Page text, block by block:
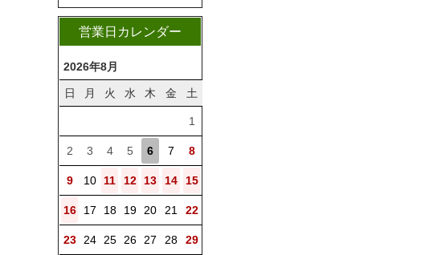
営業日カレンダー
2026年8月
日 月 火 水 木 金 土
1
2 3 4 5 6 7 8
9 10 11 12 13 14 15
16 17 18 19 20 21 22
23 24 25 26 27 28 29